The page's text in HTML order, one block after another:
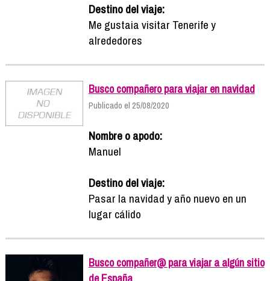
Destino del viaje:
Me gustaia visitar Tenerife y
alrededores
Busco compañero para viajar en navidad
Publicado el 25/08/2020
Nombre o apodo:
Manuel
Destino del viaje:
Pasar la navidad y año nuevo en un
lugar cálido
Busco compañer@ para viajar a algún sitio